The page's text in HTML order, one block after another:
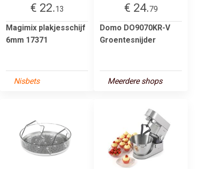
€ 22.13
Magimix plakjesschijf
6mm 17371
Nisbets
€ 24.79
Domo DO9070KR-V
Groentesnijder
Meerdere shops